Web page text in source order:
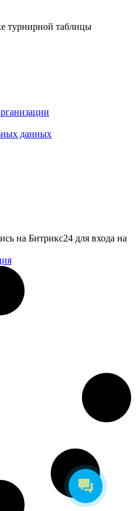
турнирной таблицы
данных
на Битрикс24 для входа на